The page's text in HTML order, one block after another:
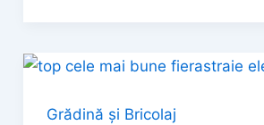
Grădină și Bricolaj